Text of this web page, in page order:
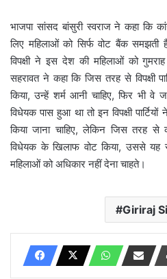
भाजपा सांसद बांसुरी स्वराज ने कहा कि
लिए महिलाओं को सिर्फ वोट बैंक समझती
विपक्षी ने इस देश की महिलाओं को
सहरावत ने कहा कि जिस तरह से विपक्षी
किया, उन्हें शर्म आनी चाहिए, फिर भी
विधेयक पास हुआ था तो इन विपक्षी
किया जाना चाहिए, लेकिन जिस तरह
विधेयक के खिलाफ वोट किया, उससे
महिलाओं को अधिकार नहीं देना चाहते।
Giriraj